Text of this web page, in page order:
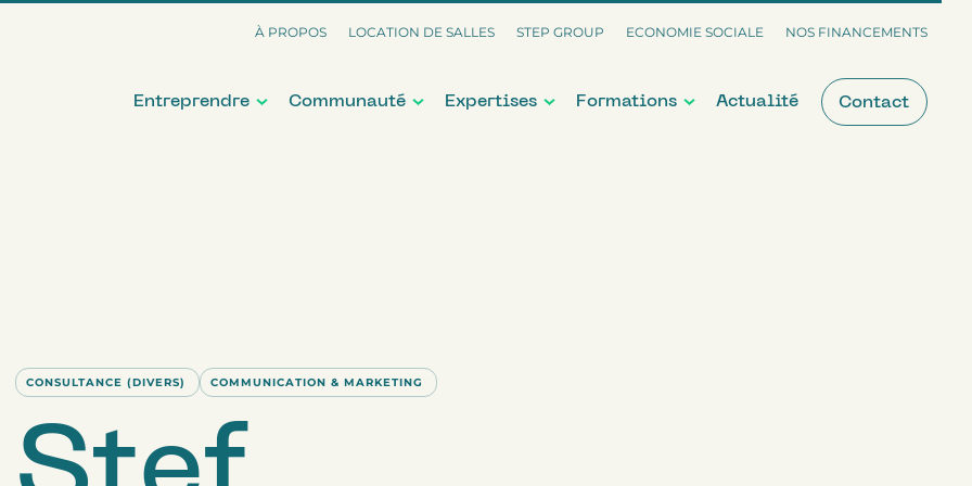
À PROPOS LOCATION DE SALLES STEP GROUP ECONOMIE SOCIALE NOS FINANCEMENTS
Entreprendre Communauté Expertises Formations Actualité Contact
CONSULTANCE (DIVERS) COMMUNICATION & MARKETING